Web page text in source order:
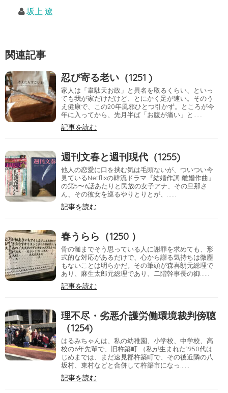
坂上 遼
関連記事
忍び寄る老い（1251 )
家人は「韋駄天お政」と異名を取るくらい、といっ
ても我が家だけだけど、とにかく足が速い。そのう
え健康で、この20年風邪ひとつ引かず。ところが今
年に入ってから、先月半ば「お腹が痛い」と……
記事を読む
週刊文春と週刊現代（1255)
他人の恋愛に口を挟む気は毛頭ないが、ついつい今
見ているNetflixの韓流ドラマ『結婚作詞 離婚作曲』
の第5〜6話あたりと民放の女子アナ、その旦那さ
ん、その彼女を巡るやりとりとが、……
記事を読む
春うらら（1250 ）
骨の髄までそう思っている人に謝罪を求めても、形
式的な対応があるだけで、心から謝る気持ちは微塵
もないことは明らかだ。その筆頭が森喜朗元総理で
あり、麻生太郎元総理であり、二階幹事長の御……
記事を読む
理不尽・劣悪介護労働環境裁判傍聴
（1254)
はるみちゃんは、私の幼稚園、小学校、中学校、高
校の6年先輩で、旧杵築町 （私が生まれた1950代は
じめまでは、まだ速見郡杵築町で、その後近隣の八
坂村、東村などと合併して杵築市になっ……
記事を読む